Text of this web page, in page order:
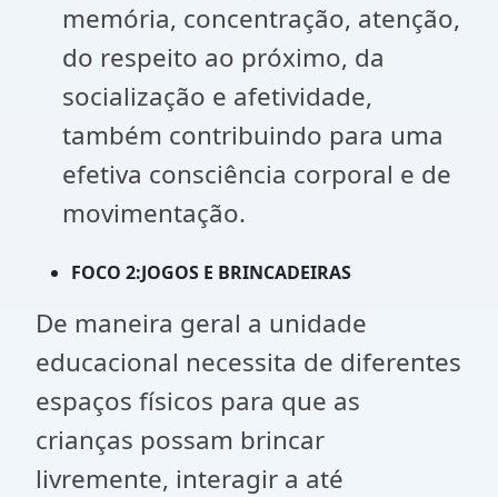
memória, concentração, atenção,
do respeito ao próximo, da
socialização e afetividade,
também contribuindo para uma
efetiva consciência corporal e de
movimentação.
FOCO 2:JOGOS E BRINCADEIRAS
De maneira geral a unidade
educacional necessita de diferentes
espaços físicos para que as
crianças possam brincar
livremente, interagir a até